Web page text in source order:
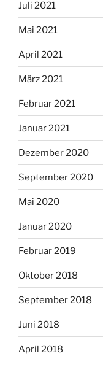
Juli 2021
Mai 2021
April 2021
März 2021
Februar 2021
Januar 2021
Dezember 2020
September 2020
Mai 2020
Januar 2020
Februar 2019
Oktober 2018
September 2018
Juni 2018
April 2018